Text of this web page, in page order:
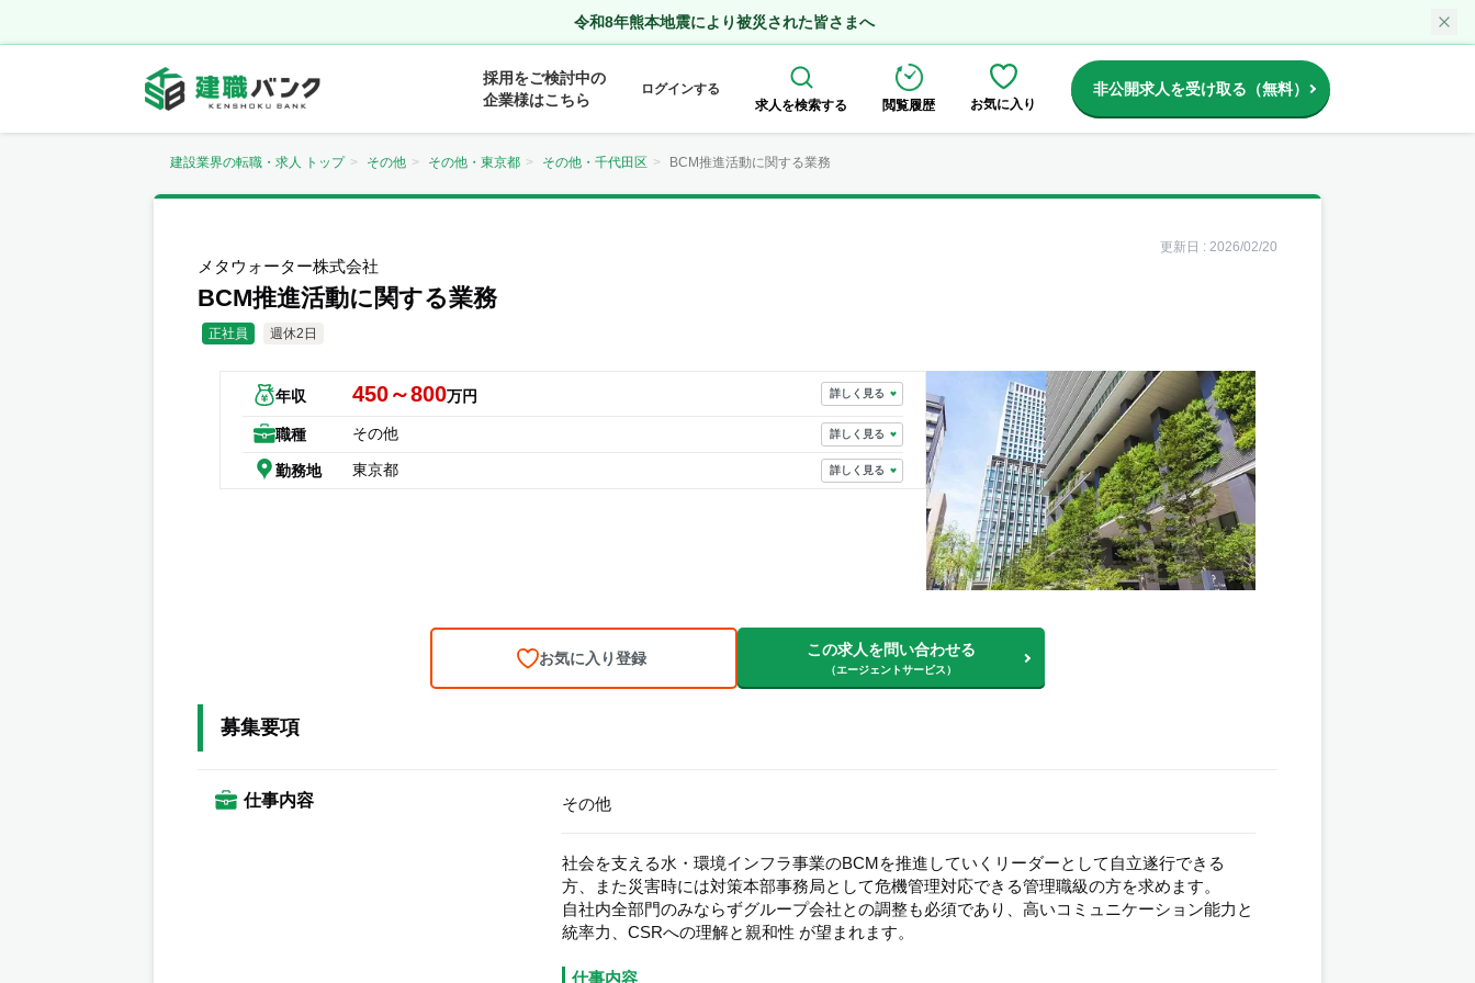
令和8年熊本地震により被災された皆さまへ
採用をご検討中の
企業様はこちら
ログインする
求人を検索する
閲覧履歴 お気に入り
非公開求人を受け取る（無料）
建設業界の転職・求人 トップ その他 その他・東京都 その他・千代田区 BCM推進活動に関する業務
更新日 : 2026/02/20
メタウォーター株式会社
BCM推進活動に関する業務
正社員 週休2日
年収 450～800万円 詳しく見る
職種 その他 詳しく見る
勤務地 東京都 詳しく見る
お気に入り登録 この求人を問い合わせる
（エージェントサービス）
募集要項
仕事内容 その他
社会を支える水・環境インフラ事業のBCMを推進していくリーダーとして自立遂行できる
方、また災害時には対策本部事務局として危機管理対応できる管理職級の方を求めます。
自社内全部門のみならずグループ会社との調整も必須であり、高いコミュニケーション能力と
統率力、CSRへの理解と親和性 が望まれます。
仕事内容